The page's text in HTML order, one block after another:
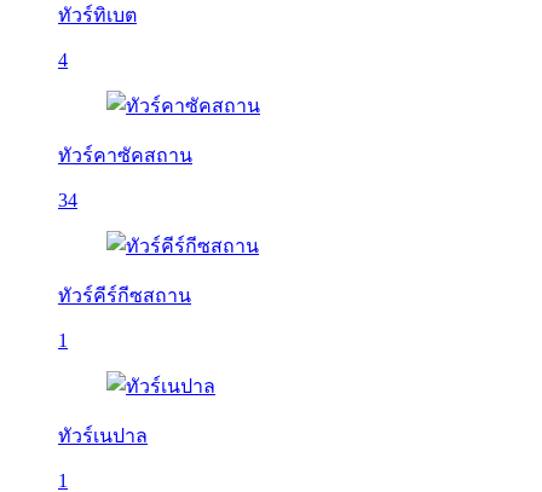
ทัวร์ทิเบต
4
ทัวร์คาซัคสถาน
34
ทัวร์คีร์กีซสถาน
1
ทัวร์เนปาล
1